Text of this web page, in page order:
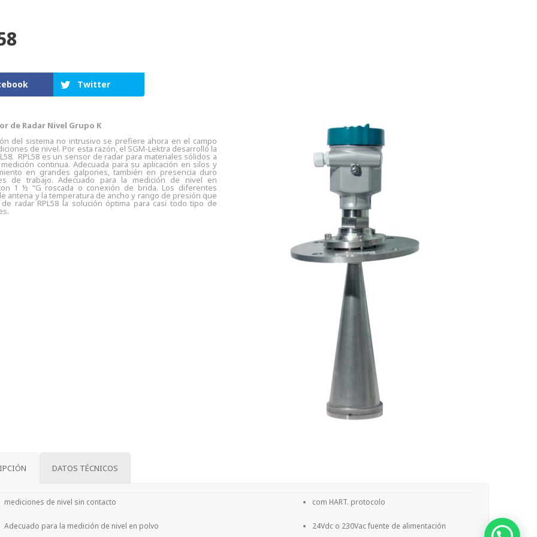
Twitter
de Radar Nivel Grupo K
del sistema no intrusivo se prefiere ahora en el campo
de nivel. Por esta razón, el SGM-Lektra desarrolló la
RPL58 es un sensor de radar para materiales sólidos a
continua. Adecuada para su aplicación en silos y
en grandes galpones, también en presencia duro
de trabajo. Adecuado para la medición de nivel en
1 ½ “G roscada o conexión de brida. Los diferentes
antena y la temperatura de ancho y rango de presión que
radar RPL58 la solución óptima para casi todo tipo de
DATOS TÉCNICOS
mediciones de nivel sin contacto
Adecuado para la medición de nivel en polvo
com HART. protocolo
24Vdc o 230Vac fuente de alimentación